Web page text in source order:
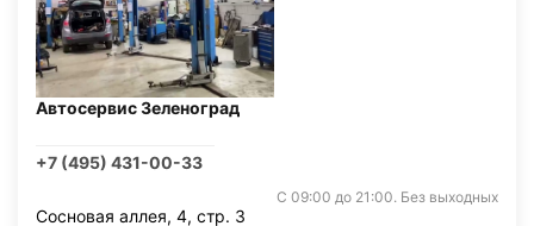
Автосервис Зеленоград
+7 (495) 431-00-33
С 09:00 до 21:00. Без выходных
Сосновая аллея, 4, стр. 3